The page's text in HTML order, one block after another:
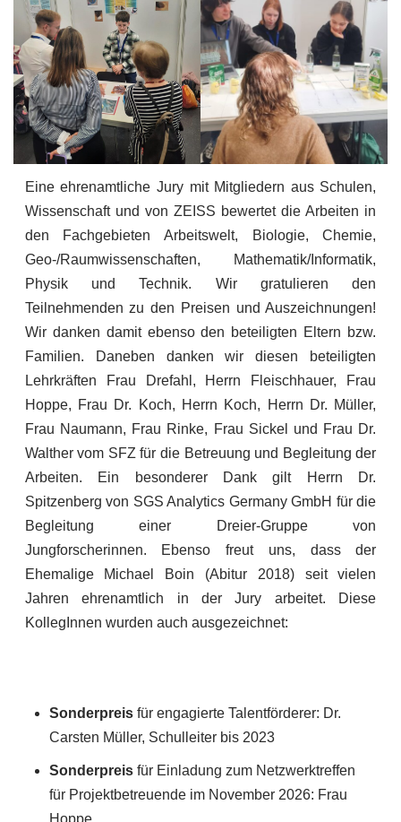
Eine ehrenamtliche Jury mit Mitgliedern aus Schulen,
Wissenschaft und von ZEISS bewertet die Arbeiten in
den Fachgebieten Arbeitswelt, Biologie, Chemie,
Geo-/Raumwissenschaften, Mathematik/Informatik,
Physik und Technik. Wir gratulieren den
Teilnehmenden zu den Preisen und Auszeichnungen!
Wir danken damit ebenso den beteiligten Eltern bzw.
Familien. Daneben danken wir diesen beteiligten
Lehrkräften Frau Drefahl, Herrn Fleischhauer, Frau
Hoppe, Frau Dr. Koch, Herrn Koch, Herrn Dr. Müller,
Frau Naumann, Frau Rinke, Frau Sickel und Frau Dr.
Walther vom SFZ für die Betreuung und Begleitung der
Arbeiten. Ein besonderer Dank gilt Herrn Dr.
Spitzenberg von SGS Analytics Germany GmbH für die
Begleitung einer Dreier-Gruppe von
Jungforscherinnen. Ebenso freut uns, dass der
Ehemalige Michael Boin (Abitur 2018) seit vielen
Jahren ehrenamtlich in der Jury arbeitet. Diese
KollegInnen wurden auch ausgezeichnet:
Sonderpreisfür engagierte Talentförderer: Dr.
Carsten Müller, Schulleiter bis 2023
Sonderpreisfür Einladung zum Netzwerktreffen
für Projektbetreuende im November 2026: Frau
Hoppe